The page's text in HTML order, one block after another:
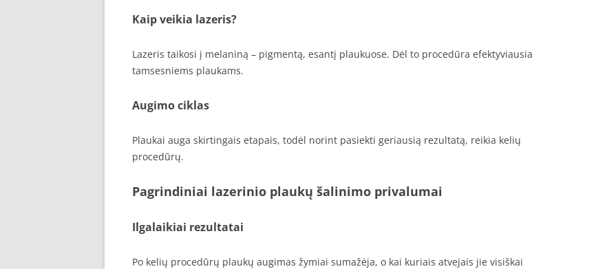
Kaip veikia lazeris?
Lazeris taikosi į melaniną – pigmentą, esantį plaukuose. Dėl to procedūra efektyviausia
tamsesniems plaukams.
Augimo ciklas
Plaukai auga skirtingais etapais, todėl norint pasiekti geriausią rezultatą, reikia kelių
procedūrų.
Pagrindiniai lazerinio plaukų šalinimo privalumai
Ilgalaikiai rezultatai
Po kelių procedūrų plaukų augimas žymiai sumažėja, o kai kuriais atvejais jie visiškai